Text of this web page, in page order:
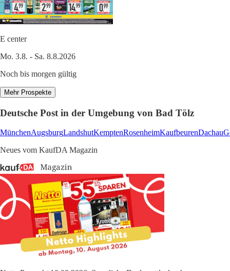
E center
Mo. 3.8. - Sa. 8.8.2026
Noch bis morgen gültig
Mehr Prospekte
Deutsche Post in der Umgebung von Bad Tölz
MünchenAugsburgLandshutKemptenRosenheimKaufbeurenDachau
Neues vom KaufDA Magazin